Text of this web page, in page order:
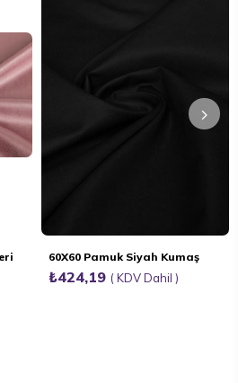
60X60 Pamuk Siyah Kumaş
₺424,19 KDV Dahil